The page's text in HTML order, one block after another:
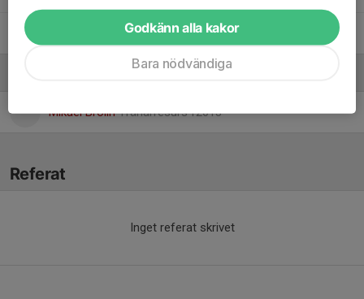
32. Tilda Werkelin
Mikael BrolinTränarresurs f2013
Referat
Inget referat skrivet
Godkänn alla kakor
Bara nödvändiga